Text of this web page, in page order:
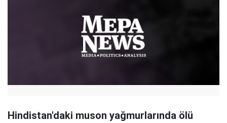
Hindistan'daki muson yağmurlarında ölü